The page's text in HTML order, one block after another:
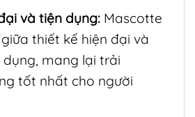
và tiện dụng: Mascotte
thiết kế hiện đại và
mang lại trải
tốt nhất cho người